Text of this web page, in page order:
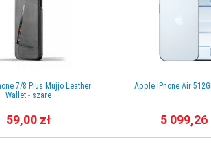
7/8 Plus Mujjo Leather
Wallet - szare
59,00 zł
Apple iPhone Air
5 099,26